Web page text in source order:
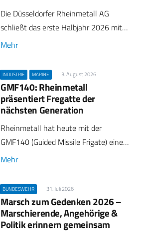
Die Düsseldorfer Rheinmetall AG
schließt das erste Halbjahr 2026 mit…
Mehr
INDUSTRIE MARINE 3. August 2026
GMF140: Rheinmetall
präsentiert Fregatte der
nächsten Generation
Rheinmetall hat heute mit der
GMF140 (Guided Missile Frigate) eine…
Mehr
BUNDESWEHR 31. Juli 2026
Marsch zum Gedenken 2026 –
Marschierende, Angehörige &
Politik erinnern gemeinsam